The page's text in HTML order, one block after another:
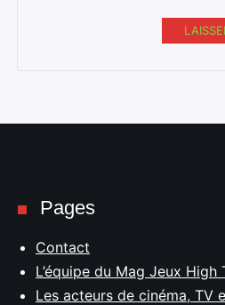
Pages
Contact
L’équipe du Mag Jeux High
Les acteurs de cinéma, TV